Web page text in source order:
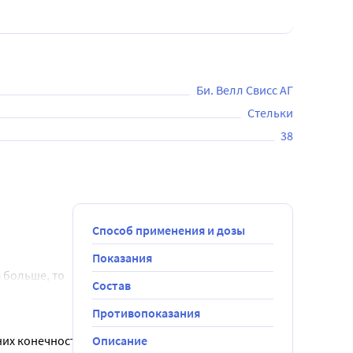
Би. Велл Свисс АГ
Стельки
38
больше, то
конечностей
Способ применения и дозы
Показания
Состав
Противопоказания
Описание